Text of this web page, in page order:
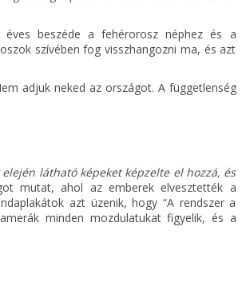
beszéde a fehérorosz néphez és a
szívében fog visszhangozni ma, és azt
adjuk neked az országot. A függetlenség
látható képeket képzelte el hozzá, és
mutat, ahol az emberek elvesztették a
azt üzenik, hogy “A rendszer a
minden mozdulatukat figyelik, és a